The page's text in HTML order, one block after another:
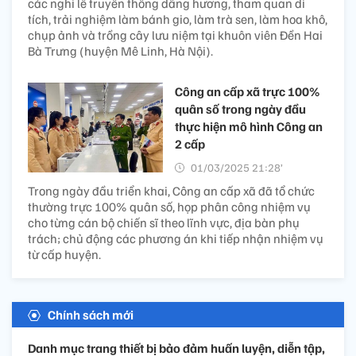
tích, trải nghiệm làm bánh gio, làm trà sen, làm hoa khô,
chụp ảnh và trồng cây lưu niệm tại khuôn viên Đền Hai
Bà Trưng (huyện Mê Linh, Hà Nội).
Công an cấp xã trực 100%
quân số trong ngày đầu
thực hiện mô hình Công an
2 cấp
01/03/2025 21:28’
Trong ngày đầu triển khai, Công an cấp xã đã tổ chức
thường trực 100% quân số, họp phân công nhiệm vụ
cho từng cán bộ chiến sĩ theo lĩnh vực, địa bàn phụ
trách; chủ động các phương án khi tiếp nhận nhiệm vụ
từ cấp huyện.
Chính sách mới
Danh mục trang thiết bị bảo đảm huấn luyện, diễn tập,